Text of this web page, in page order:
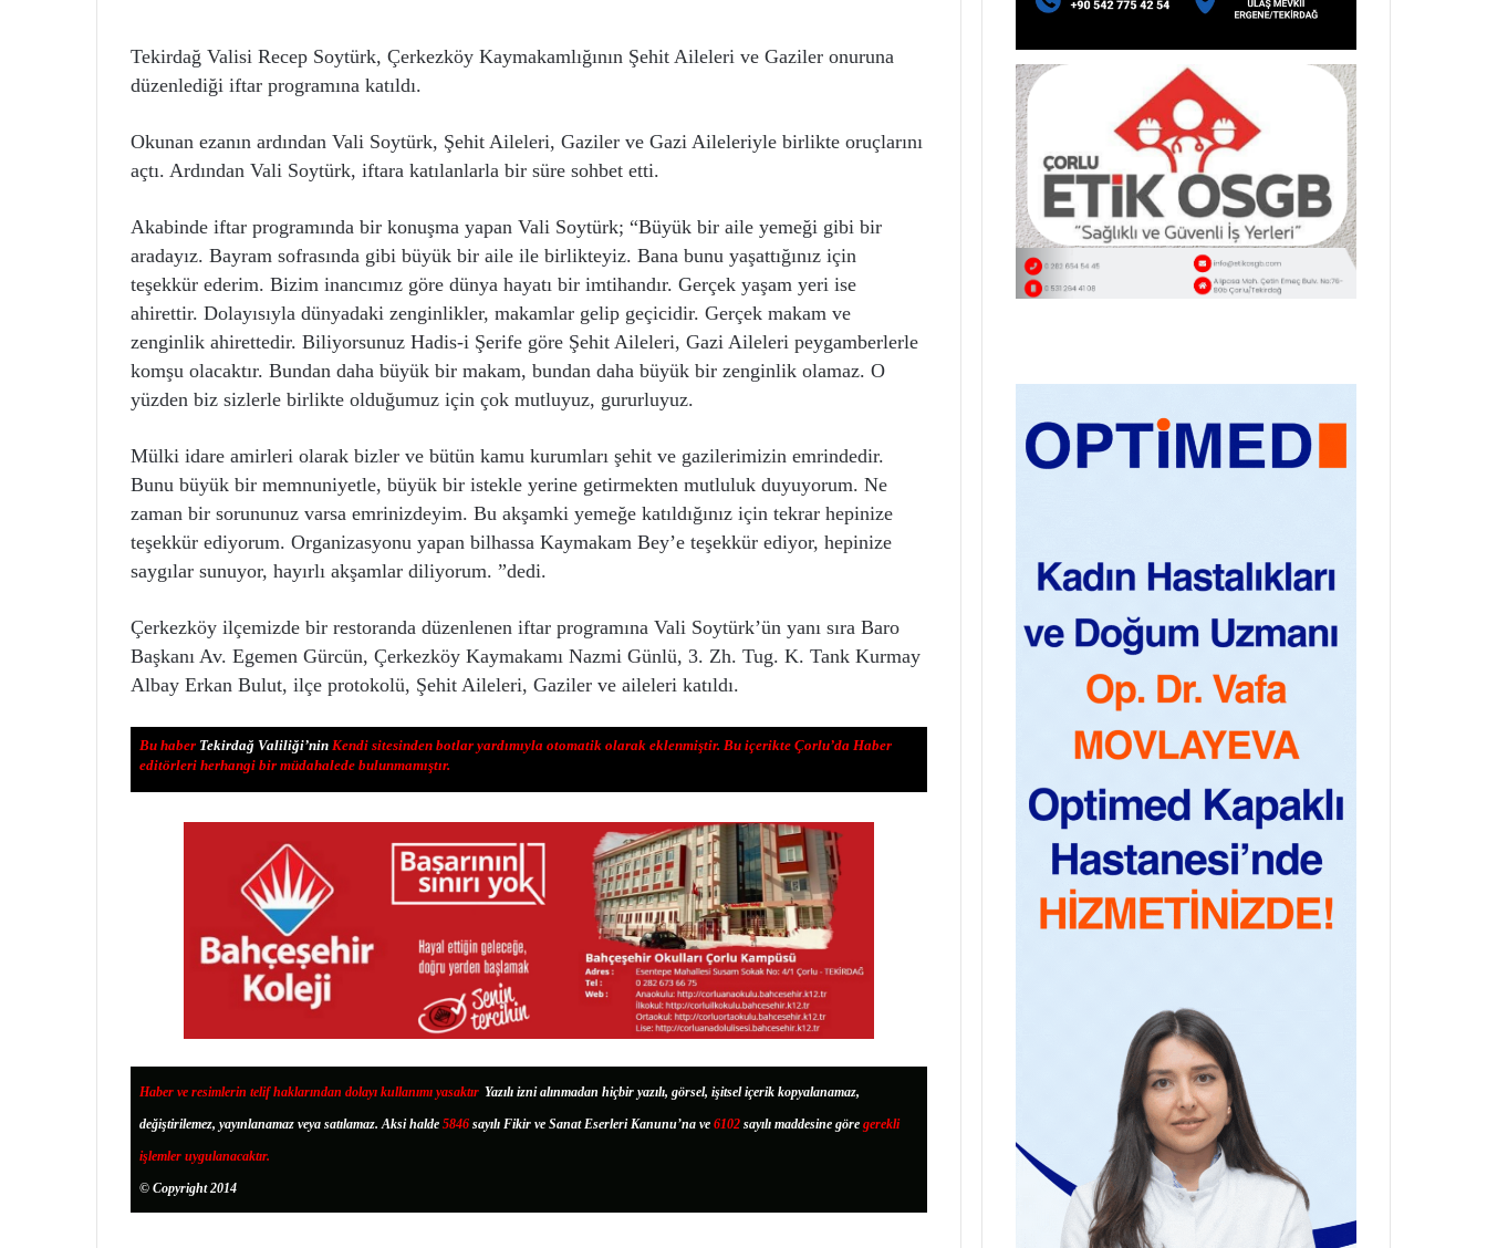
Tekirdağ Valisi Recep Soytürk, Çerkezköy Kaymakamlığının Şehit Aileleri ve Gaziler onuruna
düzenlediği iftar programına katıldı.
Okunan ezanın ardından Vali Soytürk, Şehit Aileleri, Gaziler ve Gazi Aileleriyle birlikte oruçlarını
açtı. Ardından Vali Soytürk, iftara katılanlarla bir süre sohbet etti.
Akabinde iftar programında bir konuşma yapan Vali Soytürk; “Büyük bir aile yemeği gibi bir
aradayız. Bayram sofrasında gibi büyük bir aile ile birlikteyiz. Bana bunu yaşattığınız için
teşekkür ederim. Bizim inancımız göre dünya hayatı bir imtihandır. Gerçek yaşam yeri ise
ahirettir. Dolayısıyla dünyadaki zenginlikler, makamlar gelip geçicidir. Gerçek makam ve
zenginlik ahirettedir. Biliyorsunuz Hadis-i Şerife göre Şehit Aileleri, Gazi Aileleri peygamberlerle
komşu olacaktır. Bundan daha büyük bir makam, bundan daha büyük bir zenginlik olamaz. O
yüzden biz sizlerle birlikte olduğumuz için çok mutluyuz, gururluyuz.
Mülki idare amirleri olarak bizler ve bütün kamu kurumları şehit ve gazilerimizin emrindedir.
Bunu büyük bir memnuniyetle, büyük bir istekle yerine getirmekten mutluluk duyuyorum. Ne
zaman bir sorununuz varsa emrinizdeyim. Bu akşamki yemeğe katıldığınız için tekrar hepinize
teşekkür ediyorum. Organizasyonu yapan bilhassa Kaymakam Bey’e teşekkür ediyor, hepinize
saygılar sunuyor, hayırlı akşamlar diliyorum. ”dedi.
Çerkezköy ilçemizde bir restoranda düzenlenen iftar programına Vali Soytürk’ün yanı sıra Baro
Başkanı Av. Egemen Gürcün, Çerkezköy Kaymakamı Nazmi Günlü, 3. Zh. Tug. K. Tank Kurmay
Albay Erkan Bulut, ilçe protokolü, Şehit Aileleri, Gaziler ve aileleri katıldı.
Bu haber Tekirdağ Valiliği’ninKendi sitesinden botlar yardımıyla otomatik olarak eklenmiştir. Bu içerikte Çorlu’da Haber
editörleri herhangi bir müdahalede bulunmamıştır.
Haber ve resimlerin telif haklarından dolayı kullanımı yasaktır. Yazılı izni alınmadan hiçbir yazılı, görsel, işitsel içerik kopyalanamaz,
değiştirilemez, yayınlanamaz veya satılamaz. Aksi halde 5846 sayılı Fikir ve Sanat Eserleri Kanunu’na ve 6102 sayılı maddesine göre gerekli
işlemler uygulanacaktır.
© Copyright 2014